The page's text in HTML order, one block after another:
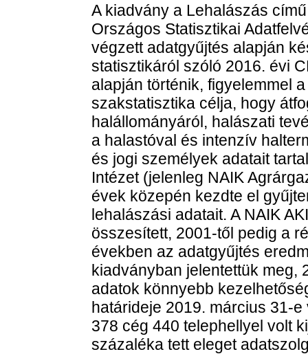
A kiadvány a Lehalászás
Országos Statisztikai
végzett adatgyűjtés alapján
statisztikáról szóló 2016. évi
alapján történik, figyelemmel
szakstatisztika célja, hogy
halállományáról, halászati
a halastóval és intenzív
és jogi személyek adatait
Intézet (jelenleg NAIK
évek közepén kezdte el
lehalászási adatait. A NAIK
összesített, 2001-től pedig a
években az adatgyűjtés
kiadványban jelentettük meg,
adatok könnyebb
határideje 2019. március 31-
378 cég 440 telephellyel volt
százaléka tett eleget